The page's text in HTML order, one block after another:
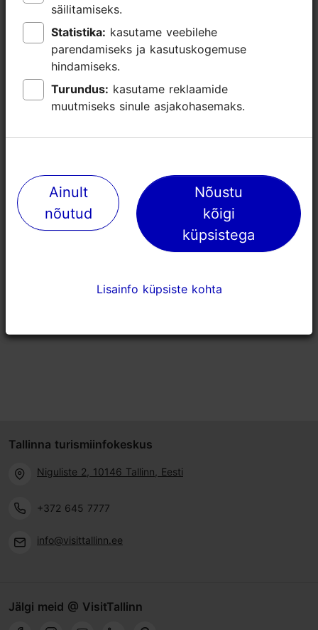
Kasutatavad liikumisviisid: jalgsi, bussiga
Fookus/ piirkond: Tallinna lähiümbrus
Tallinna turismiinfokeskus
Niguliste 2, 10146 Tallinn, Eesti
+372 645 7777
info@visittallinn.ee
Jälgi meid @ VisitTallinn
säilitamiseks.
Statistika:
parendamiseks ja kasutuskogemuse
hindamiseks.
Turundus:
muutmiseks sinule asjakohasemaks.
Ainult
nõutud
Nõustu
kõigi
küpsistega
Lisainfo küpsiste kohta
säilitamiseks.
Statistika:
parendamiseks ja kasutuskogemuse
hindamiseks.
Turundus:
muutmiseks sinule asjakohasemaks.
Ainult
nõutud
Nõustu
kõigi
küpsistega
Lisainfo küpsiste kohta